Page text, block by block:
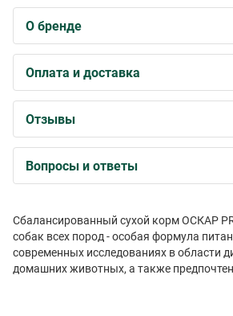
О бренде
Оплата и доставка
Отзывы
Вопросы и ответы
Сбалансированный сухой корм ОСКАР
собак всех пород - особая формула
современных исследованиях в области
домашних животных, а также